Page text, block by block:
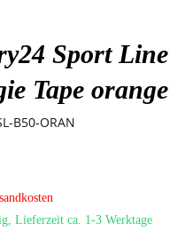
Sport Line
Tape orange
B50-ORAN
Lieferzeit ca. 1-3 Werktage